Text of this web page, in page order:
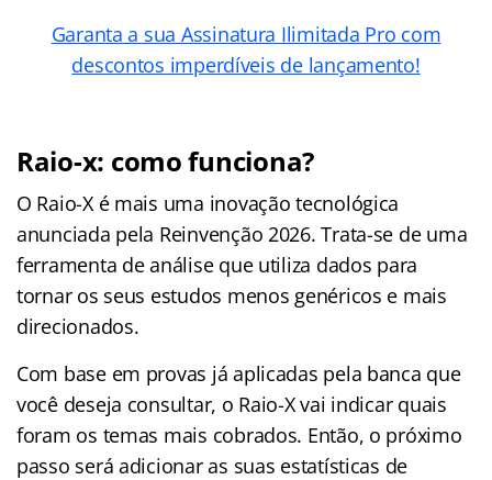
Garanta a sua Assinatura Ilimitada Pro com
descontos imperdíveis de lançamento!
Raio-x: como funciona?
O Raio-X é mais uma inovação tecnológica
anunciada pela Reinvenção 2026. Trata-se de uma
ferramenta de análise que utiliza dados para
tornar os seus estudos menos genéricos e mais
direcionados.
Com base em provas já aplicadas pela banca que
você deseja consultar, o Raio-X vai indicar quais
foram os temas mais cobrados. Então, o próximo
passo será adicionar as suas estatísticas de